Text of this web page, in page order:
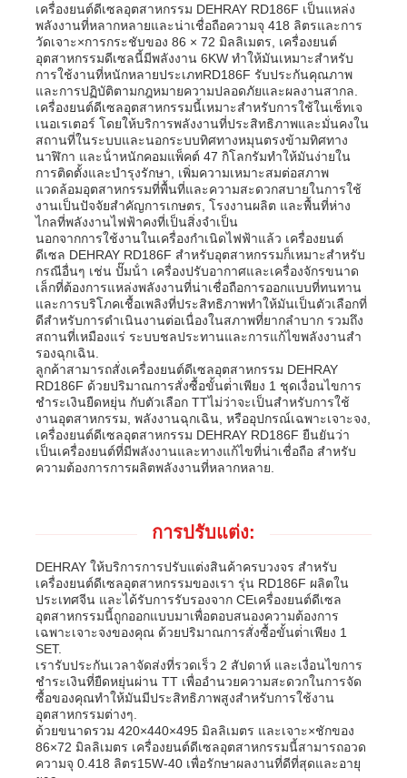
เครื่องยนต์ดีเซลอุตสาหกรรม DEHRAY RD186F เป็นแหล่ง
พลังงานที่หลากหลายและน่าเชื่อถือความจุ 418 ลิตรและการ
วัดเจาะ×การกระชับของ 86 × 72 มิลลิเมตร, เครื่องยนต์
อุตสาหกรรมดีเซลนี้มีพลังงาน 6KW ทําให้มันเหมาะสําหรับ
การใช้งานที่หนักหลายประเภทRD186F รับประกันคุณภาพ
และการปฏิบัติตามกฎหมายความปลอดภัยและผลงานสากล.
เครื่องยนต์ดีเซลอุตสาหกรรมนี้เหมาะสําหรับการใช้ในเซ็ทเจ
เนอเรเตอร์ โดยให้บริการพลังงานที่ประสิทธิภาพและมั่นคงใน
สถานที่ในระบบและนอกระบบทิศทางหมุนตรงข้ามทิศทาง
นาฬิกา และน้ําหนักคอมแพ็คต์ 47 กิโลกรัมทําให้มันง่ายใน
การติดตั้งและบํารุงรักษา, เพิ่มความเหมาะสมต่อสภาพ
แวดล้อมอุตสาหกรรมที่พื้นที่และความสะดวกสบายในการใช้
งานเป็นปัจจัยสําคัญการเกษตร, โรงงานผลิต และพื้นที่ห่าง
ไกลที่พลังงานไฟฟ้าคงที่เป็นสิ่งจําเป็น
นอกจากการใช้งานในเครื่องกําเนิดไฟฟ้าแล้ว เครื่องยนต์
ดีเซล DEHRAY RD186F สําหรับอุตสาหกรรมก็เหมาะสําหรับ
กรณีอื่นๆ เช่น ปั๊มน้ํา เครื่องปรับอากาศและเครื่องจักรขนาด
เล็กที่ต้องการแหล่งพลังงานที่น่าเชื่อถือการออกแบบที่ทนทาน
และการบริโภคเชื้อเพลิงที่ประสิทธิภาพทําให้มันเป็นตัวเลือกที่
ดีสําหรับการดําเนินงานต่อเนื่องในสภาพที่ยากลําบาก รวมถึง
สถานที่เหมืองแร่ ระบบชลประทานและการแก้ไขพลังงานสํา
รองฉุกเฉิน.
ลูกค้าสามารถสั่งเครื่องยนต์ดีเซลอุตสาหกรรม DEHRAY
RD186F ด้วยปริมาณการสั่งซื้อขั้นต่ําเพียง 1 ชุดเงื่อนไขการ
ชําระเงินยืดหยุ่น กับตัวเลือก TTไม่ว่าจะเป็นสําหรับการใช้
งานอุตสาหกรรม, พลังงานฉุกเฉิน, หรืออุปกรณ์เฉพาะเจาะจง,
เครื่องยนต์ดีเซลอุตสาหกรรม DEHRAY RD186F ยืนยันว่า
เป็นเครื่องยนต์ที่มีพลังงานและทางแก้ไขที่น่าเชื่อถือ สําหรับ
ความต้องการการผลิตพลังงานที่หลากหลาย.
การปรับแต่ง:
DEHRAY ให้บริการการปรับแต่งสินค้าครบวงจร สําหรับ
เครื่องยนต์ดีเซลอุตสาหกรรมของเรา รุ่น RD186F ผลิตใน
ประเทศจีน และได้รับการรับรองจาก CEเครื่องยนต์ดีเซล
อุตสาหกรรมนี้ถูกออกแบบมาเพื่อตอบสนองความต้องการ
เฉพาะเจาะจงของคุณ ด้วยปริมาณการสั่งซื้อขั้นต่ําเพียง 1
SET.
เรารับประกันเวลาจัดส่งที่รวดเร็ว 2 สัปดาห์ และเงื่อนไขการ
ชําระเงินที่ยืดหยุ่นผ่าน TT เพื่ออํานวยความสะดวกในการจัด
ซื้อของคุณทําให้มันมีประสิทธิภาพสูงสําหรับการใช้งาน
อุตสาหกรรมต่างๆ.
ด้วยขนาดรวม 420×440×495 มิลลิเมตร และเจาะ×ชักของ
86×72 มิลลิเมตร เครื่องยนต์ดีเซลอุตสาหกรรมนี้สามารถอวด
ความจุ 0.418 ลิตร15W-40 เพื่อรักษาผลงานที่ดีที่สุดและอายุ